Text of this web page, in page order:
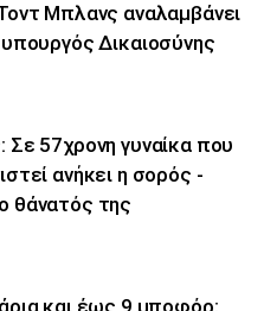
Μπλανς αναλαμβάνει
Δικαιοσύνης
57χρονη γυναίκα που
ανήκει η σορός -
θάνατός της